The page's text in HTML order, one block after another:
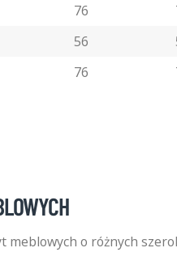
76
56
76
meblowych o różnych